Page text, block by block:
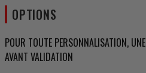
OPTIONS
POUR TOUTE PERSONNALISATION,
AVANT VALIDATION